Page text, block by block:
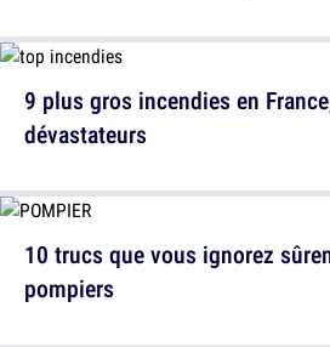
10 trucs que vous ignorez
pompiers
9 plus gros incendies en
dévastateurs